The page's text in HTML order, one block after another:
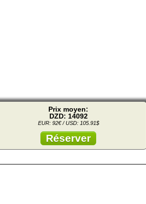
Prix moyen:
DZD: 14092
EUR: 92€ / USD: 105.91$
Réserver